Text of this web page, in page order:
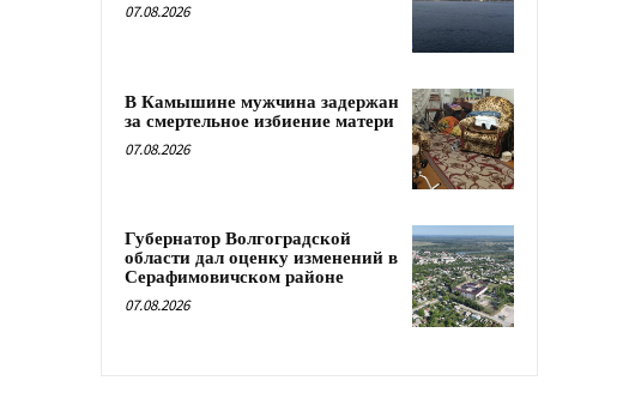
07.08.2026
В Камышине мужчина задержан
за смертельное избиение матери
07.08.2026
Губернатор Волгоградской
области дал оценку изменений в
Серафимовичском районе
07.08.2026